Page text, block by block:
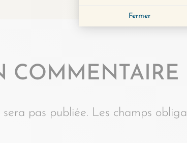
COMMENTAIRE
pas publiée. Les champs